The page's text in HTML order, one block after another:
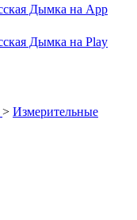
> Измерительные